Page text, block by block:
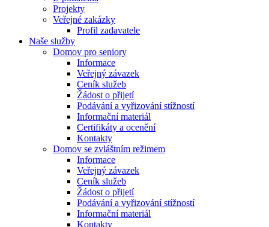
Projekty
Veřejné zakázky
Profil zadavatele
Naše služby
Domov pro seniory
Informace
Veřejný závazek
Ceník služeb
Žádost o přijetí
Podávání a vyřizování stížností
Informační materiál
Certifikáty a ocenění
Kontakty
Domov se zvláštním režimem
Informace
Veřejný závazek
Ceník služeb
Žádost o přijetí
Podávání a vyřizování stížností
Informační materiál
Kontakty